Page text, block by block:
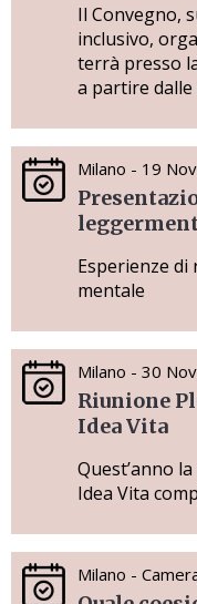
Il Convegno,
inclusivo,
terrà presso
a partire dalle
Milano - 19
Esperienze
mentale
Milano - 30
Riunione
Idea Vita
Quest’anno
Idea Vita
Milano -